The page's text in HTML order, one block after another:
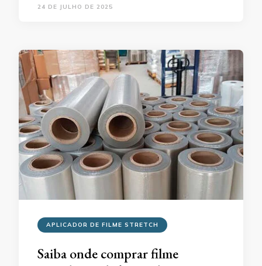
24 DE JULHO DE 2025
APLICADOR DE FILME STRETCH
Saiba onde comprar filme